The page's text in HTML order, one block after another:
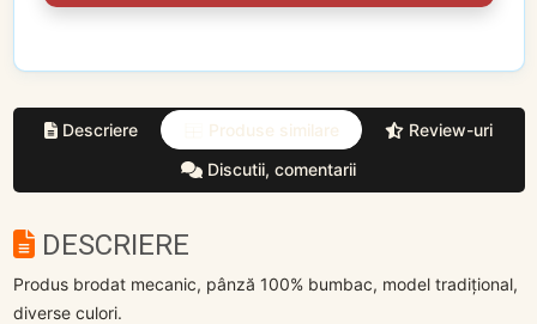
Descriere Produse similare
Review-uri
Discutii, comentarii
DESCRIERE
Produs brodat mecanic, pânză 100% bumbac, model tradițional,
diverse culori.